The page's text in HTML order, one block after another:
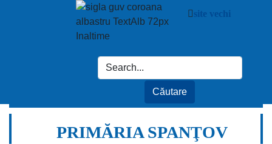
site vechi
PRIMĂRIA SPANŢOV